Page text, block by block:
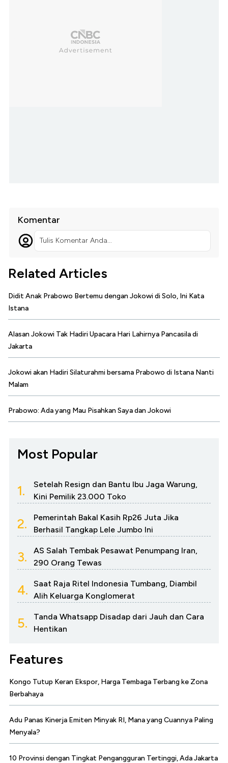
Komentar
Tulis Komentar Anda...
Related Articles
Didit Anak Prabowo Bertemu dengan Jokowi di Solo, Ini Kata
Istana
Alasan Jokowi Tak Hadiri Upacara Hari Lahirnya Pancasila di
Jakarta
Jokowi akan Hadiri Silaturahmi bersama Prabowo di Istana Nanti
Malam
Prabowo: Ada yang Mau Pisahkan Saya dan Jokowi
Most Popular
1.
Setelah Resign dan Bantu Ibu Jaga Warung,
Kini Pemilik 23.000 Toko
2.
Pemerintah Bakal Kasih Rp26 Juta Jika
Berhasil Tangkap Lele Jumbo Ini
3.
AS Salah Tembak Pesawat Penumpang Iran,
290 Orang Tewas
4.
Saat Raja Ritel Indonesia Tumbang, Diambil
Alih Keluarga Konglomerat
5.
Tanda Whatsapp Disadap dari Jauh dan Cara
Hentikan
Features
Kongo Tutup Keran Ekspor, Harga Tembaga Terbang ke Zona
Berbahaya
Adu Panas Kinerja Emiten Minyak RI, Mana yang Cuannya Paling
Menyala?
10 Provinsi dengan Tingkat Pengangguran Tertinggi, Ada Jakarta